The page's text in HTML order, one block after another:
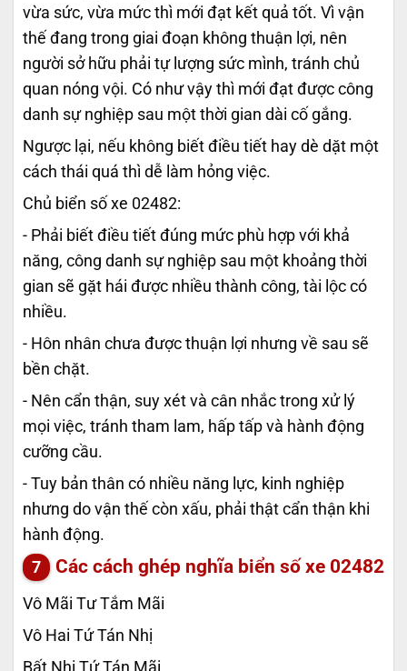
vừa sức, vừa mức thì mới đạt kết quả tốt. Vì vận
thế đang trong giai đoạn không thuận lợi, nên
người sở hữu phải tự lượng sức mình, tránh chủ
quan nóng vội. Có như vậy thì mới đạt được công
danh sự nghiệp sau một thời gian dài cố gắng.
Ngược lại, nếu không biết điều tiết hay dè dặt một
cách thái quá thì dễ làm hỏng việc.
Chủ biển số xe 02482:
- Phải biết điều tiết đúng mức phù hợp với khả
năng, công danh sự nghiệp sau một khoảng thời
gian sẽ gặt hái được nhiều thành công, tài lộc có
nhiều.
- Hôn nhân chưa được thuận lợi nhưng về sau sẽ
bền chặt.
- Nên cẩn thận, suy xét và cân nhắc trong xử lý
mọi việc, tránh tham lam, hấp tấp và hành động
cưỡng cầu.
- Tuy bản thân có nhiều năng lực, kinh nghiệp
nhưng do vận thế còn xấu, phải thật cẩn thận khi
hành động.
Các cách ghép nghĩa biển số xe 02482
Vô Mãi Tư Tắm Mãi
Vô Hai Tứ Tán Nhị
Bất Nhị Tứ Tán Mãi